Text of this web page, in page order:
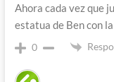
Ahora cada vez que
estatua de Ben con
0